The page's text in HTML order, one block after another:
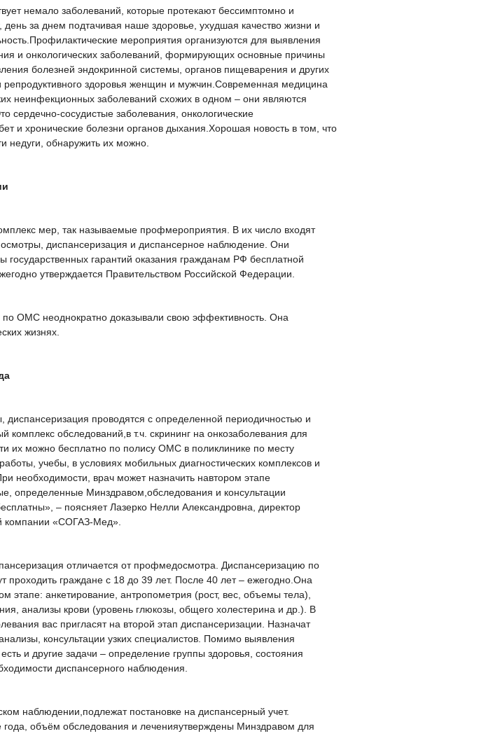
немало заболеваний, которые протекают бессимптомно и
за днем подтачивая наше здоровье, ухудшая качество жизни и
мероприятия организуются для выявления
и онкологических заболеваний, формирующих основные причины
болезней эндокринной системы, органов пищеварения и других
репродуктивного здоровья женщин и мужчин.Современная медицина
неинфекционных заболеваний схожих в одном – они являются
сердечно-сосудистые заболевания, онкологические
и хронические болезни органов дыхания.Хорошая новость в том, что
недуги, обнаружить их можно.
мер, так называемые профмероприятия. В их число входят
диспансеризация и диспансерное наблюдение. Они
государственных гарантий оказания гражданам РФ бесплатной
утверждается Правительством Российской Федерации.
ОМС неоднократно доказывали свою эффективность. Она
жизнях.
проводятся с определенной периодичностью и
комплекс обследований,в т.ч. скрининг на онкозаболевания для
их можно бесплатно по полису ОМС в поликлинике по месту
учебы, в условиях мобильных диагностических комплексов и
необходимости, врач может назначить навтором этапе
определенные Минздравом,обследования и консультации
– поясняет Лазерко Нелли Александровна, директор
компании «СОГАЗ-Мед».
отличается от профмедосмотра. Диспансеризацию по
проходить граждане с 18 до 39 лет. После 40 лет – ежегодно.Она
этапе: анкетирование, антропометрия (рост, вес, объемы тела),
анализы крови (уровень глюкозы, общего холестерина и др.). В
вас пригласят на второй этап диспансеризации. Назначат
консультации узких специалистов. Помимо выявления
и другие задачи – определение группы здоровья, состояния
диспансерного наблюдения.
наблюдении,подлежат постановке на диспансерный учет.
года, объём обследования и леченияутверждены Минздравом для